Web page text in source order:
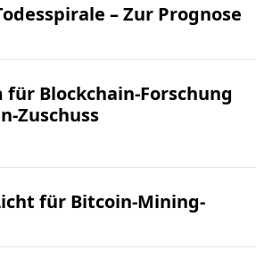
– Zur Prognose
Blockchain-Forschung
Zuschuss
für Bitcoin-Mining-